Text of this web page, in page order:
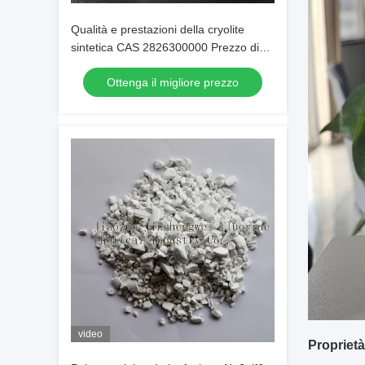
Qualità e prestazioni della cryolite
sintetica CAS 2826300000 Prezzo di
fabbrica
Ottenga il migliore prezzo
video